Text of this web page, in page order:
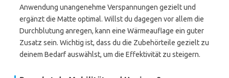
Anwendung unangenehme Verspannungen gezielt und
ergänzt die Matte optimal. Willst du dagegen vor allem die
Durchblutung anregen, kann eine Wärmeauflage ein guter
Zusatz sein. Wichtig ist, dass du die Zubehörteile gezielt zu
deinem Bedarf auswählst, um die Effektivität zu steigern.